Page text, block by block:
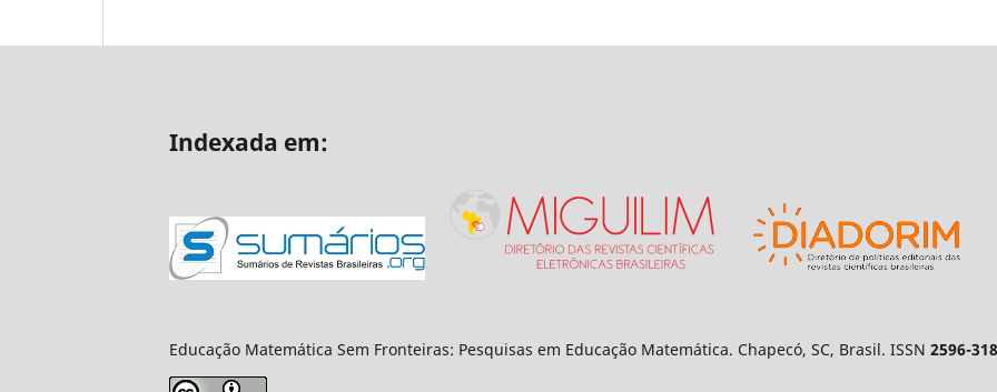
Indexada em:
Educação Matemática Sem Fronteiras: Pesquisas em Educação Matemática. Chapecó, SC, Brasil. ISSN 2596-